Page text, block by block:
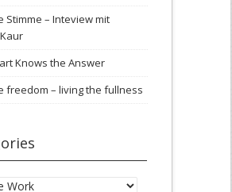
Stimme – Inteview mit
Knows the Answer
freedom – living the fullness